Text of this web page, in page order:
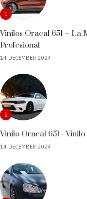
1
Vinilos Oracal 651 – La
Profesional
14 DECEMBER 2024
2
Vinilo Oracal 651 -
14 DECEMBER 2024